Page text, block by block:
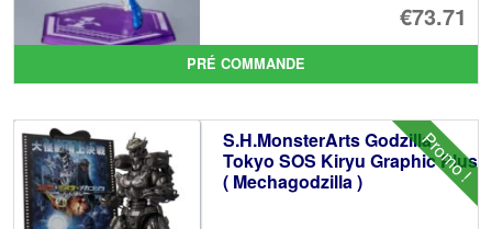
€73.71
Le
PRÉ COMMANDE
Promo !
S.H.MonsterArts Godzilla
Tokyo SOS Kiryu Graphic Plus
( Mechagodzilla )